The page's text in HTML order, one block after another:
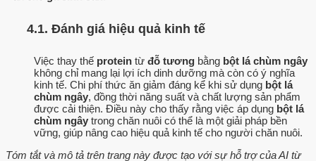
4.1. Đánh giá hiệu quả kinh tế
Việc thay thế protein từ đỗ tương bằng bột lá chùm ngây
không chỉ mang lại lợi ích dinh dưỡng mà còn có ý nghĩa
kinh tế. Chi phí thức ăn giảm đáng kể khi sử dụng bột lá
chùm ngây, đồng thời năng suất và chất lượng sản phẩm
được cải thiện. Điều này cho thấy rằng việc áp dụng bột lá
chùm ngây trong chăn nuôi có thể là một giải pháp bền
vững, giúp nâng cao hiệu quả kinh tế cho người chăn nuôi.
Tóm tắt và mô tả trên trang này được tạo với sự hỗ trợ của AI từ